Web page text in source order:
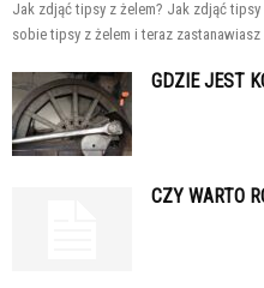
Jak zdjąć tipsy z żelem? Jak zdjąć
sobie tipsy z żelem i teraz zastanawiasz
GDZIE JEST
CZY WARTO